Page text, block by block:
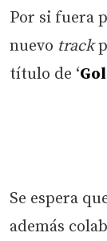
Por si fuera
nuevo track
título de ‘
Se espera
además